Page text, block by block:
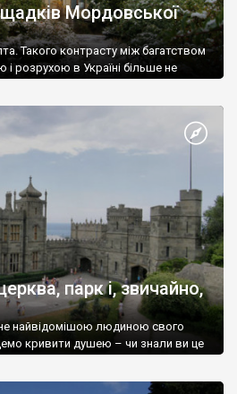
Мордовської
Такого контрасту між багатством
і розрухою в Україні більше не
парк і, звичайно,
найвідомішою людиною свого
кривити душею – чи знали ви це